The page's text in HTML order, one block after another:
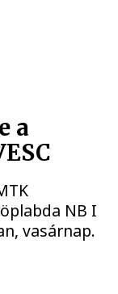
a
NB I
vasárnap.